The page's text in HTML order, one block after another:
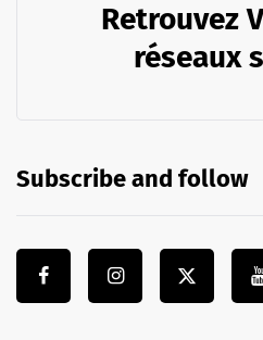
Retrouvez
réseaux
Subscribe and follow